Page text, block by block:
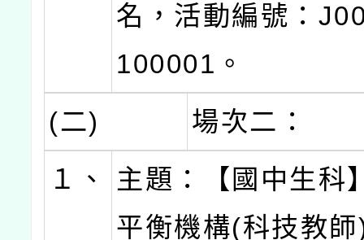
名，活動編號：
100001。
(二)
場次二：
１、
主題：【國中生科
平衡機構(科技教